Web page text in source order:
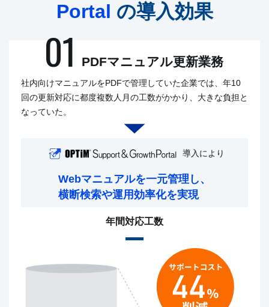
Portal の導入効果
01 PDFマニュアル更新業務
社内向けマニュアルをPDFで管理していた企業では、年10
回の更新対応に都度複数人月の工数がかかり、大きな負担と
なっていた。
導入により
Webマニュアルを一元管理し、
横断検索や運用効率化を実現
年間対応工数